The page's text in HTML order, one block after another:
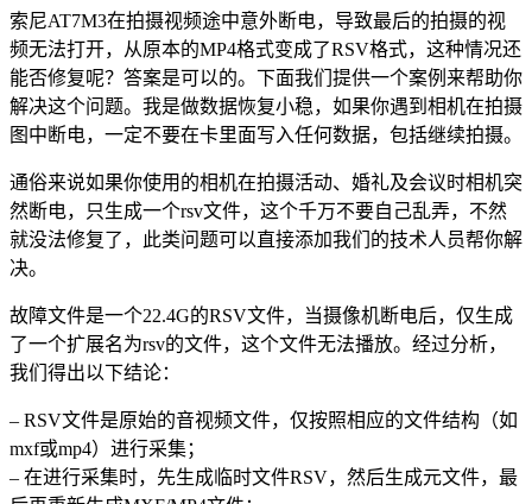
索尼AT7M3在拍摄视频途中意外断电，导致最后的拍摄的视
频无法打开，从原本的MP4格式变成了RSV格式，这种情况还
能否修复呢？答案是可以的。下面我们提供一个案例来帮助你
解决这个问题。我是做数据恢复小稳，如果你遇到相机在拍摄
图中断电，一定不要在卡里面写入任何数据，包括继续拍摄。
通俗来说如果你使用的相机在拍摄活动、婚礼及会议时相机突
然断电，只生成一个rsv文件，这个千万不要自己乱弄，不然
就没法修复了，此类问题可以直接添加我们的技术人员帮你解
决。
故障文件是一个22.4G的RSV文件，当摄像机断电后，仅生成
了一个扩展名为rsv的文件，这个文件无法播放。经过分析，
我们得出以下结论：
– RSV文件是原始的音视频文件，仅按照相应的文件结构（如
mxf或mp4）进行采集；
– 在进行采集时，先生成临时文件RSV，然后生成元文件，最